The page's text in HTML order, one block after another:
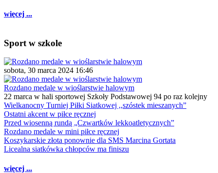
więcej ...
Sport w szkole
sobota, 30 marca 2024 16:46
Rozdano medale w wioślarstwie halowym
22 marca w hali sportowej Szkoły Podstawowej 94 po raz kolejny
Wielkanocny Turniej Piłki Siatkowej ,,szóstek mieszanych”
Ostatni akcent w piłce ręcznej
Przed wiosenną rundą „Czwartków lekkoatletycznych”
Rozdano medale w mini piłce ręcznej
Koszykarskie złota ponownie dla SMS Marcina Gortata
Licealna siatkówka chłopców ma finiszu
więcej ...